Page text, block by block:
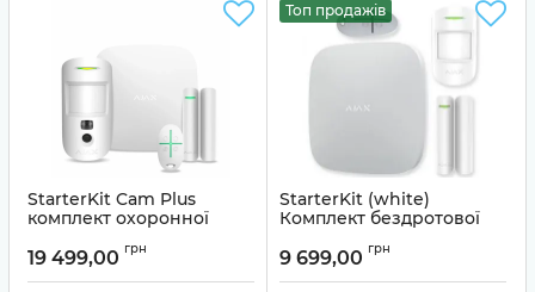
StarterKit Cam Plus
комплект охоронної
19 499,00 грн
Топ продажів
StarterKit (white)
Комплект бездротової
Артикул: 99-00005276
9 699,00 грн